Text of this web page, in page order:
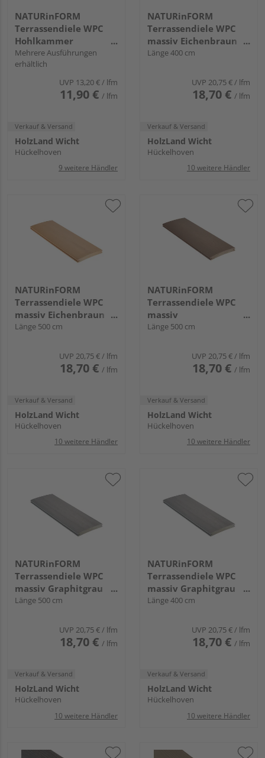
NATURinFORM
Terrassendiele WPC
Hohlkammer
Graphitgrau einseitig
genutet, einseitig
geriffelt, längsseitige
Nut, DIE KOMPAKTE
plus - 21 x 140 mm
Mehrere Ausführungen
erhältlich
UVP 13,20 € / lfm
11,90 € / lfm
Verkauf & Versand
HolzLand Wicht
Hückelhoven
9 weitere Händler
NATURinFORM
Terrassendiele WPC
massiv Eichenbraun
einseitig Holzstruktur,
Clipmontage_laengsseitig,
DIE SMARTE
NATURLINIE - 19 x 139
Länge 400 cm
UVP 20,75 € / lfm
18,70 € / lfm
Verkauf & Versand
HolzLand Wicht
Hückelhoven
10 weitere Händler
NATURinFORM
Terrassendiele WPC
massiv Eichenbraun
einseitig Holzstruktur,
Clipmontage_laengsseitig,
DIE SMARTE
NATURLINIE - 19 x 139
Länge 500 cm
UVP 20,75 €/ lfm
18,70 € / lfm
Verkauf & Versand
HolzLand Wicht
Hückelhoven
10 weitere Händler
NATURinFORM
Terrassendiele WPC
massiv
Kastanienbraun
einseitig glatt,
Clipmontage_laengsseitig,
DIE SMARTE
mm
Länge 500 cm
UVP 20,75 €/ lfm
18,70 € / lfm
Verkauf & Versand
HolzLand Wicht
Hückelhoven
10 weitere Händler
NATURinFORM
Terrassendiele WPC
massiv Graphitgrau
einseitig Holzstruktur,
Clipmontage_laengsseitig,
DIE SMARTE
NATURLINIE - 19 x 139
Länge 500 cm
UVP 20,75 €/ lfm
18,70 € / lfm
Verkauf & Versand
HolzLand Wicht
Hückelhoven
10 weitere Händler
NATURinFORM
Terrassendiele WPC
massiv Graphitgrau
einseitig Holzstruktur,
Clipmontage_laengsseitig,
DIE SMARTE
NATURLINIE - 19 x 139
Länge 400 cm
UVP 20,75 €/ lfm
18,70 € / lfm
Verkauf & Versand
HolzLand Wicht
Hückelhoven
10 weitere Händler